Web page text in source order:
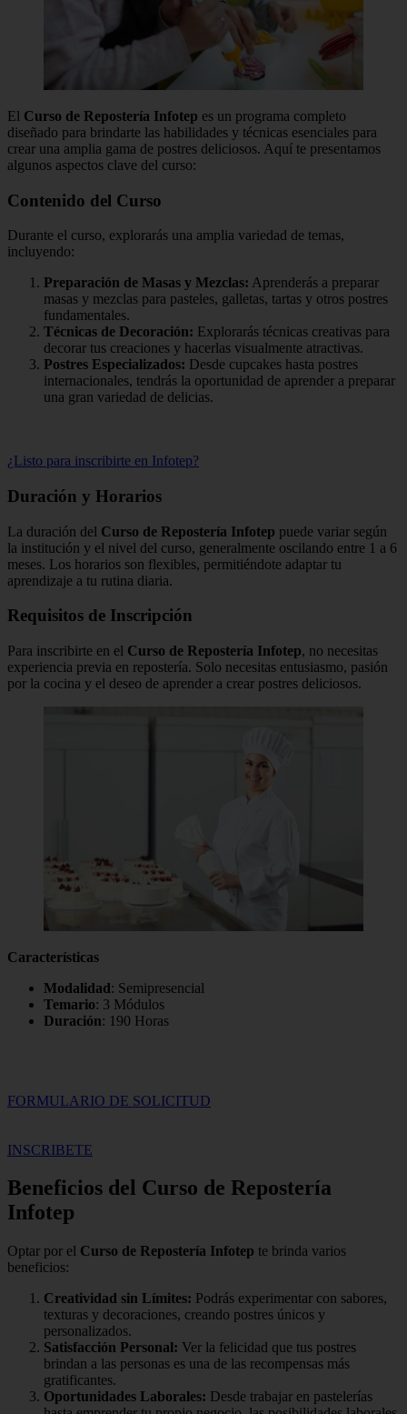
El Curso de Repostería Infotep es un programa completo
diseñado para brindarte las habilidades y técnicas esenciales para
crear una amplia gama de postres deliciosos. Aquí te presentamos
algunos aspectos clave del curso:
Contenido del Curso
Durante el curso, explorarás una amplia variedad de temas,
incluyendo:
Preparación de Masas y Mezclas: Aprenderás a preparar
masas y mezclas para pasteles, galletas, tartas y otros postres
fundamentales.
Técnicas de Decoración: Explorarás técnicas creativas para
decorar tus creaciones y hacerlas visualmente atractivas.
Postres Especializados: Desde cupcakes hasta postres
internacionales, tendrás la oportunidad de aprender a preparar
una gran variedad de delicias.
¿Listo para inscribirte en Infotep?
Duración y Horarios
La duración del Curso de Repostería Infotep puede variar según
la institución y el nivel del curso, generalmente oscilando entre 1 a 6
meses. Los horarios son flexibles, permitiéndote adaptar tu
aprendizaje a tu rutina diaria.
Requisitos de Inscripción
Para inscribirte en el Curso de Repostería Infotep, no necesitas
experiencia previa en repostería. Solo necesitas entusiasmo, pasión
por la cocina y el deseo de aprender a crear postres deliciosos.
Características
Modalidad: Semipresencial
Temario: 3 Módulos
Duración: 190 Horas
FORMULARIO DE SOLICITUD
INSCRIBETE
Beneficios del Curso de Repostería
Infotep
Optar por el Curso de Repostería Infotep te brinda varios
beneficios:
Creatividad sin Límites: Podrás experimentar con sabores,
texturas y decoraciones, creando postres únicos y
personalizados.
Satisfacción Personal: Ver la felicidad que tus postres
brindan a las personas es una de las recompensas más
gratificantes.
Oportunidades Laborales: Desde trabajar en pastelerías